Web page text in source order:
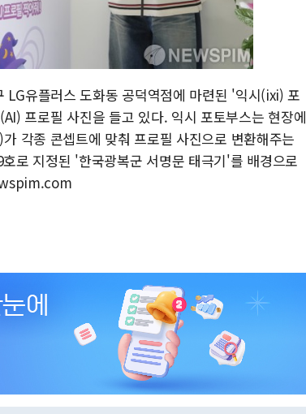
유플러스 도화동 공덕역점에 마련된 '익시(ixi) 포
프로필 사진을 들고 있다. 익시 포토부스는 현장에
각종 콘셉트에 맞춰 프로필 사진으로 변환해주는
로 지정된 '한국광복군 서명문 태극기'를 배경으로